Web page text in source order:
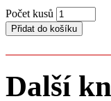
Počet kusů
Další